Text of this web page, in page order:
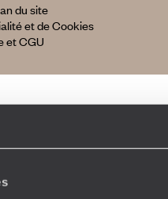
du site
et de Cookies
et CGU